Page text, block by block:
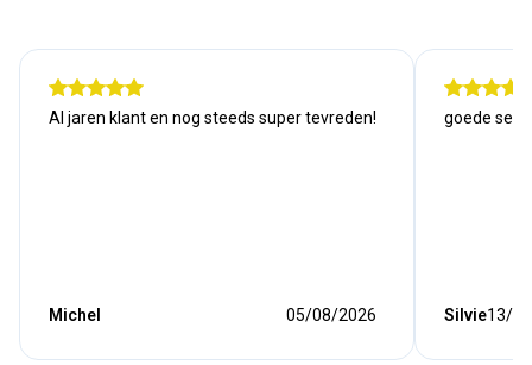
Al jaren klant en nog steeds super tevreden!
Michel 05/08/2026
goede
Silvie13/